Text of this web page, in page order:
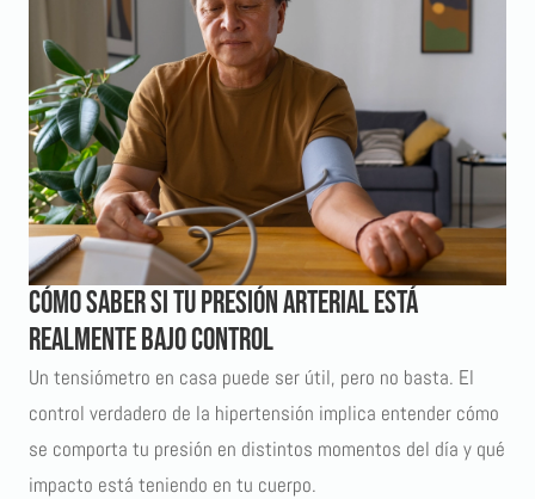
Cómo saber si tu presión arterial está
realmente bajo control
Un tensiómetro en casa puede ser útil, pero no basta. El
control verdadero de la hipertensión implica entender cómo
se comporta tu presión en distintos momentos del día y qué
impacto está teniendo en tu cuerpo.